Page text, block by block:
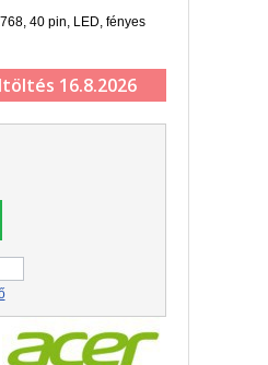
40 pin, LED, fényes
16.8.2026